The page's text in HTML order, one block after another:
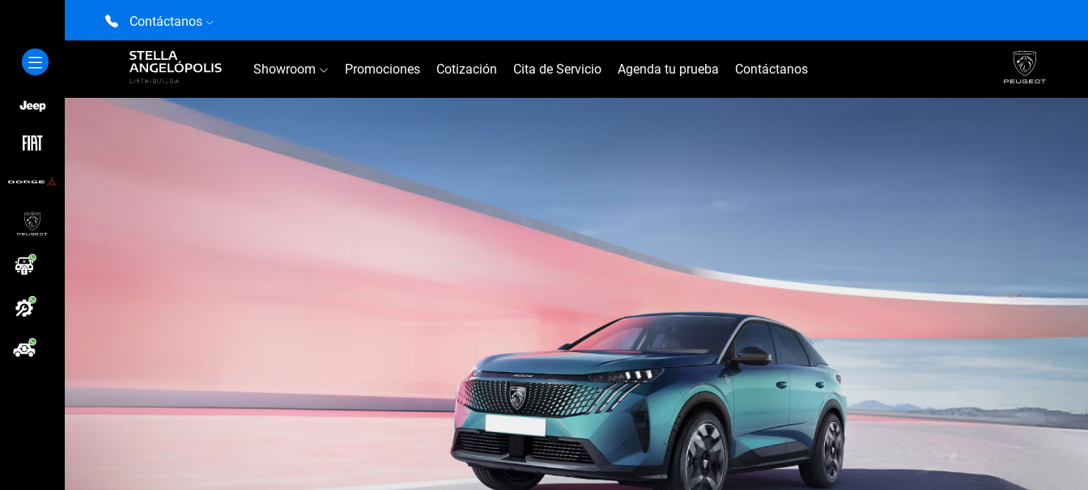
Contáctanos
Showroom Promociones Cotización Cita de Servicio Agenda tu prueba Contáctanos